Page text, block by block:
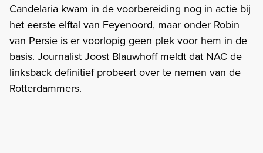
Candelaria kwam in de voorbereiding nog in actie bij
het eerste elftal van Feyenoord, maar onder Robin
van Persie is er voorlopig geen plek voor hem in de
basis. Journalist Joost Blauwhoff meldt dat NAC de
linksback definitief probeert over te nemen van de
Rotterdammers.